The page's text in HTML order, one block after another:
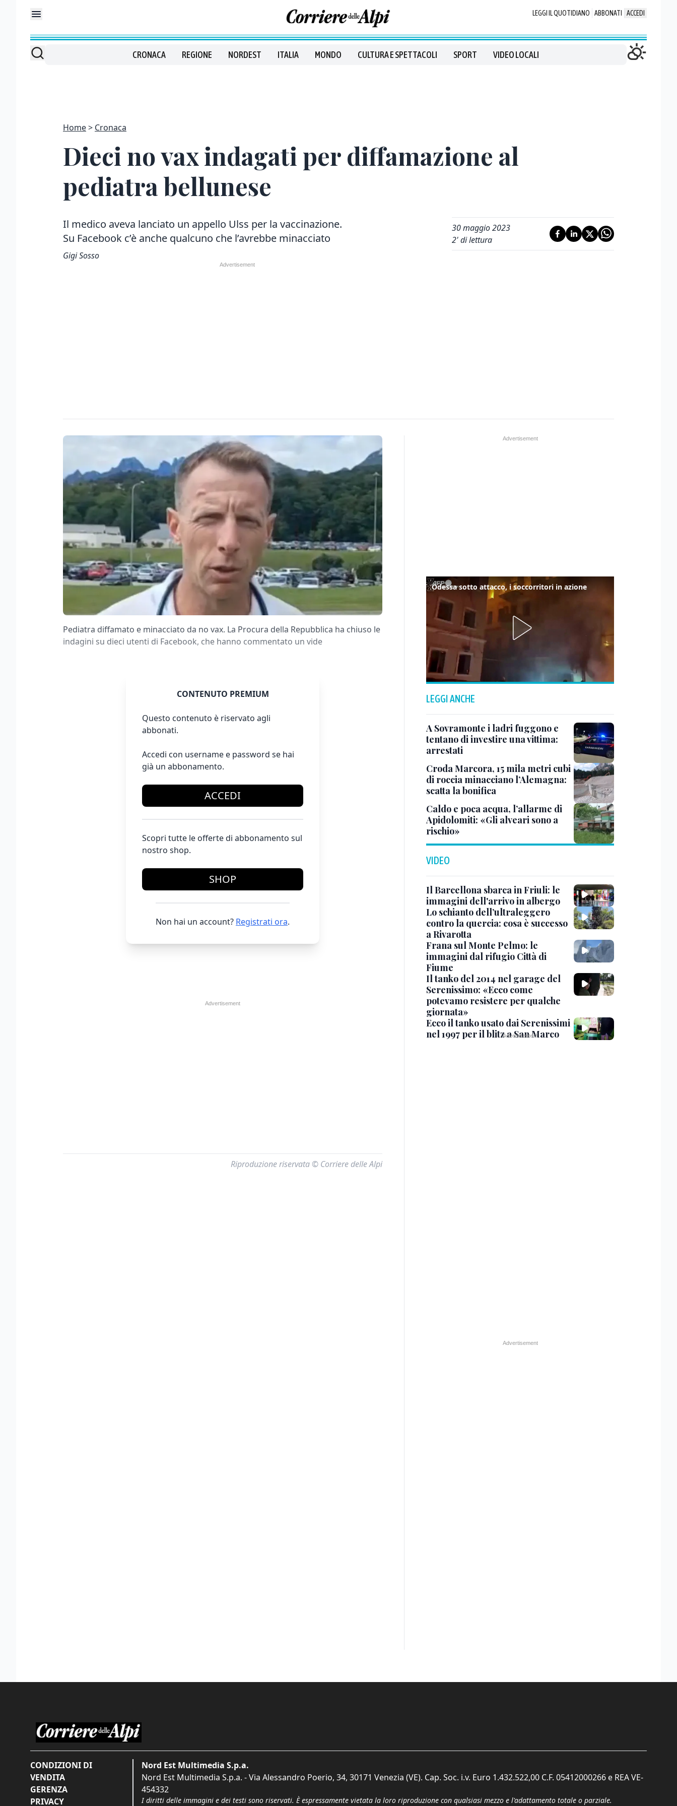
LEGGI IL QUOTIDIANO ABBONATI ACCEDI
CRONACA REGIONE NORDEST ITALIA MONDO CULTURA E SPETTACOLI SPORT VIDEO LOCALI
Home Cronaca
Dieci no vax indagati per diffamazione al
pediatra bellunese
Il medico aveva lanciato un appello Ulss per la vaccinazione.
Su Facebook c’è anche qualcuno che l’avrebbe minacciato
Gigi Sosso
30 maggio 2023
2' di lettura
Pediatra diffamato e minacciato da no vax. La Procura della Repubblica ha chiuso le
indagini su dieci utenti di Facebook, che hanno commentato un vide
CONTENUTO PREMIUM
Questo contenuto è riservato agli
abbonati.
Accedi con username e password se hai
già un abbonamento.
ACCEDI
Scopri tutte le offerte di abbonamento sul
nostro shop.
SHOP
Non hai un account? Registrati ora.
Riproduzione riservata © Corriere delle Alpi
Odessa sotto attacco, i soccorritori in azione
LEGGI ANCHE
A Sovramonte i ladri fuggono e
tentano di investire una vittima:
arrestati
Croda Marcora, 15 mila metri cubi
di roccia minacciano l’Alemagna:
scatta la bonifica
Caldo e poca acqua, l’allarme di
Apidolomiti: «Gli alveari sono a
rischio»
VIDEO
Il Barcellona sbarca in Friuli: le
immagini dell'arrivo in albergo
Lo schianto dell’ultraleggero
contro la quercia: cosa è successo
a Rivarotta
Frana sul Monte Pelmo: le
immagini dal rifugio Città di
Fiume
Il tanko del 2014 nel garage del
Serenissimo: «Ecco come
potevamo resistere per qualche
giornata»
Ecco il tanko usato dai Serenissimi
nel 1997 per il blitz a San Marco
CONDIZIONI DI
VENDITA
GERENZA
PRIVACY
Nord Est Multimedia S.p.a.
Nord Est Multimedia S.p.a. - Via Alessandro Poerio, 34, 30171 Venezia (VE). Cap. Soc. i.v. Euro 1.432.522,00 C.F. 05412000266 e REA VE-
454332
I diritti delle immagini e dei testi sono riservati. È espressamente vietata la loro riproduzione con qualsiasi mezzo e l'adattamento totale o parziale.